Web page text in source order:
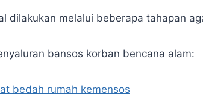
dilakukan melalui beberapa tahapan
bansos korban bencana alam:
bedah rumah kemensos